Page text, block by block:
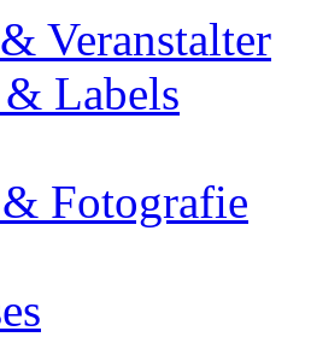
Veranstalter
Labels
Fotografie